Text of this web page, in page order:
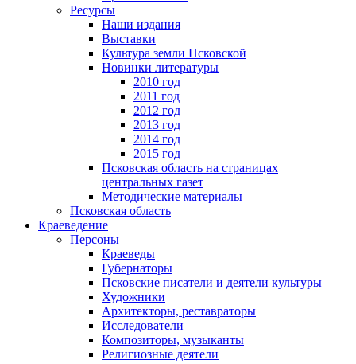
Ресурсы
Наши издания
Выставки
Культура земли Псковской
Новинки литературы
2010 год
2011 год
2012 год
2013 год
2014 год
2015 год
Псковская область на страницах
центральных газет
Методические материалы
Псковская область
Краеведение
Персоны
Краеведы
Губернаторы
Псковские писатели и деятели культуры
Художники
Архитекторы, реставраторы
Исследователи
Композиторы, музыканты
Религиозные деятели